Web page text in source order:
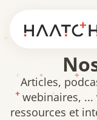
Articles,
webinaires,
ressources et